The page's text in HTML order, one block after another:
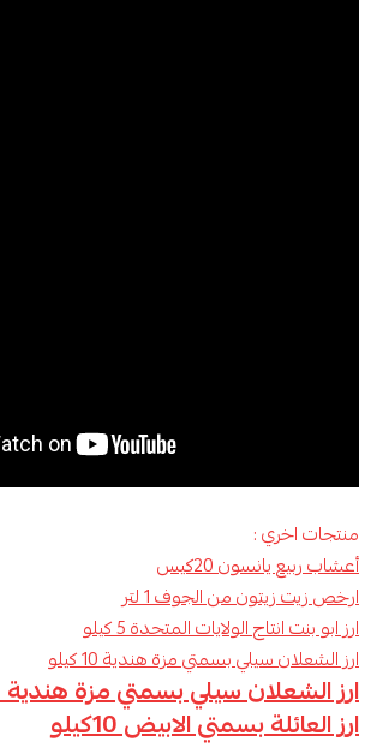
منتجات اخري :
أعشاب ربيع يانسون 20كيس
ارخص زيت زيتون من الجوف 1 لتر
ارز ابو بنت انتاج الولايات المتحدة 5 كيلو
ارز الشعلان سيلي بسمتي مزة هندية 10 كيلو
ارز الشعلان سيلي بسمتي مزة هندية 40كليو
ارز العائلة بسمتي الابيض 10كيلو